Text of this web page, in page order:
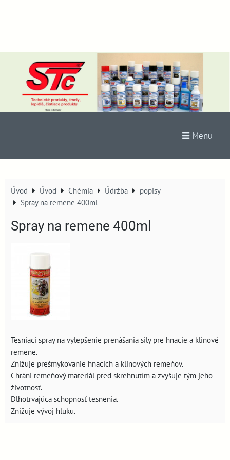
Menu
Úvod Úvod Chémia Údržba
popisy
Spray na remene 400ml
Spray na remene 400ml
Tesniaci spray na vylepšenie prenášania sily pre hnacie a klinové
remene.
Znižuje prešmykovanie hnacích a klinových remeňov.
Chráni remeňový materiál pred skrehnutím a zvyšuje tým jeho
životnosť.
Dlhotrvajúca schopnosť tesnenia.
Znižuje vývoj hluku.